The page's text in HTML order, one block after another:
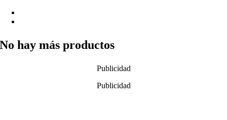
No hay más productos
Publicidad
Publicidad